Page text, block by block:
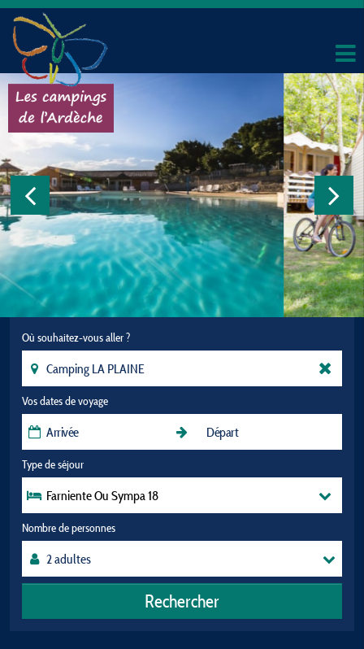
Où souhaitez-vous aller ?
Vos dates de voyage
Type de séjour
Farniente Ou Sympa 18
Nombre de personnes
Rechercher